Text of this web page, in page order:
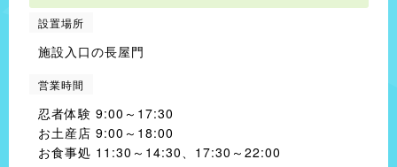
設置場所
施設入口の長屋門
営業時間
忍者体験 9:00～17:30
お土産店 9:00～18:00
お食事処 11:30～14:30、17:30～22:00